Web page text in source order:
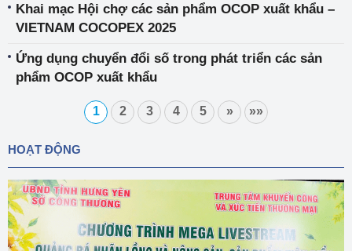
Khai mạc Hội chợ các sản phẩm OCOP xuất khẩu –
VIETNAM COCOPEX 2025
Ứng dụng chuyển đổi số trong phát triển các sản
phẩm OCOP xuất khẩu
1 2 3 4 5 » »»
HOẠT ĐỘNG